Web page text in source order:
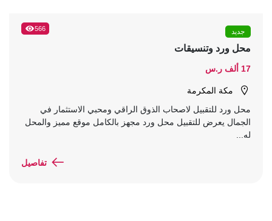
566 جديد
محل ورد وتنسيقات
17 ألف ر.س
مكة المكرمة
محل ورد للتقبيل لاصحاب الذوق الراقي ومحبي الاستثمار في
الجمال يعرض للتقبيل محل ورد مجهز بالكامل موقع مميز والمحل
له...
تفاصيل